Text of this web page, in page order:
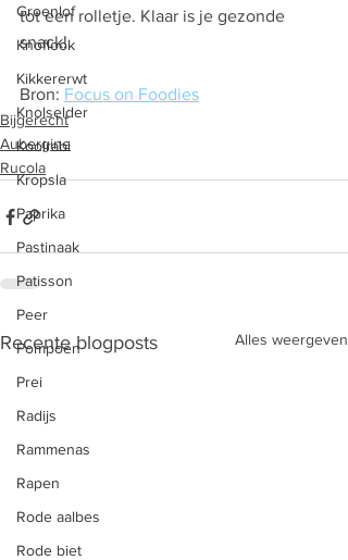
Groenlof
Knoflook
Kikkererwt
Knolselder
Koolrabi
Kropsla
Paprika
Pastinaak
Patisson
Peer
Pompoen
Prei
Radijs
Rammenas
Rapen
Rode aalbes
Rode biet
tot een rolletje. Klaar is je gezonde
snack!
Bron: Focus on Foodies
Bijgerecht
Aubergine
Rucola
Recente blogposts Alles weergeven